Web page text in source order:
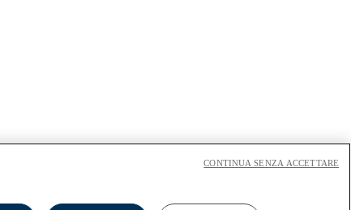
CONTINUA SENZA ACCETTARE